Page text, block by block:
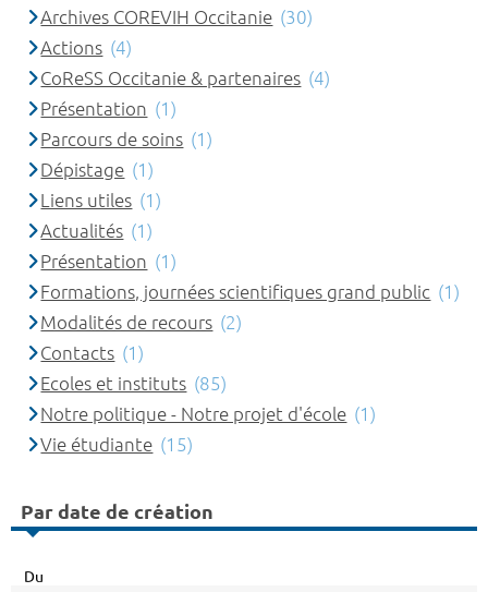
Archives COREVIH Occitanie (30)
Actions (4)
CoReSS Occitanie & partenaires (4)
Présentation (1)
Parcours de soins (1)
Dépistage (1)
Liens utiles (1)
Actualités (1)
Présentation (1)
Formations, journées scientifiques grand public (1)
Modalités de recours (2)
Contacts (1)
Ecoles et instituts (85)
Notre politique - Notre projet d'école (1)
Vie étudiante (15)
Par date de création
Du